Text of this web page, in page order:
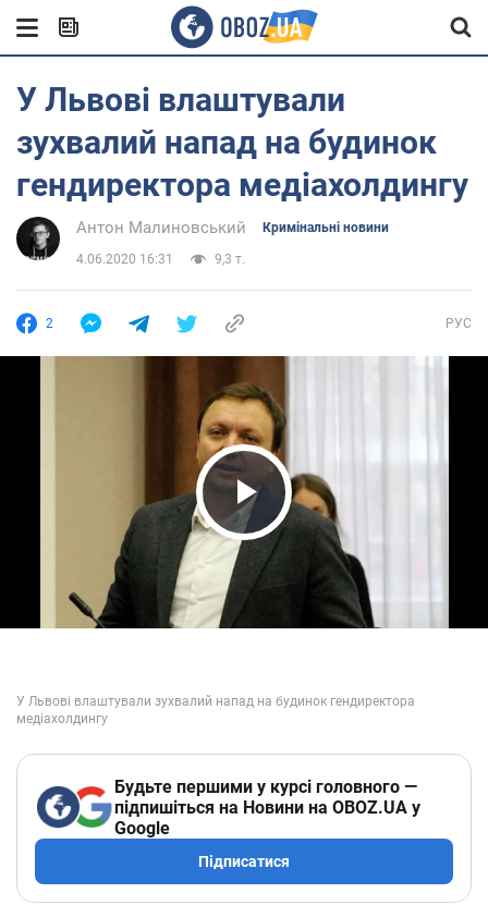
У Львові влаштували
зухвалий напад на будинок
гендиректора медіахолдингу
Антон Малиновський Кримінальні новини
4.06.2020 16:31 9,3 т.
2 РУС
Play Video
Будьте першими у курсі головного —
підпишіться на Новини на OBOZ.UA у
Google
Підписатися